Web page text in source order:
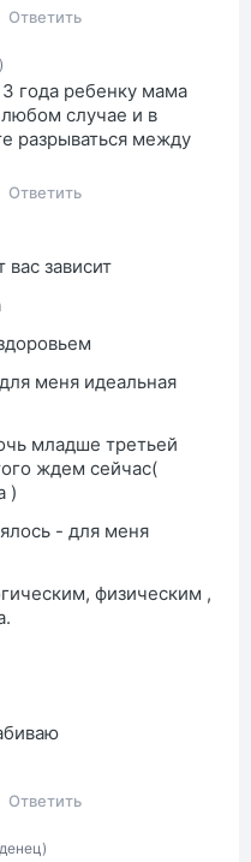
Ответить
года ребенку мама
случае и в
разрываться между
Ответить
вас зависит
меня идеальная
младше третьей
ждем сейчас(
)
- для меня
физическим ,
Ответить